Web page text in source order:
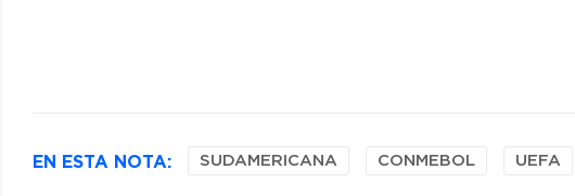
EN ESTA NOTA: SUDAMERICANA CONMEBOL UEFA